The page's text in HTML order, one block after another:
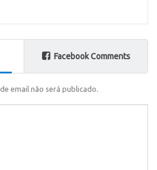
Facebook Comments
email não será publicado.